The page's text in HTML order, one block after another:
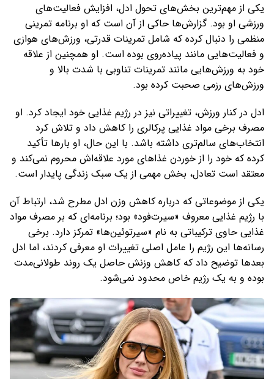
یکی از مهم‌ترین بخش‌های تحول ادل، افزایش فعالیت‌های
ورزشی او بود. گزارش‌ها حاکی از آن است که او برنامه تمرینی
منظمی را دنبال کرده که شامل تمرینات قدرتی، ورزش‌های هوازی
و فعالیت‌هایی مانند پیاده‌روی بوده است. او همچنین از علاقه
خود به ورزش‌هایی مانند تمرینات تناوبی با شدت بالا و
ورزش‌های رزمی صحبت کرده بود.
ادل در کنار ورزش، تغییراتی نیز در رژیم غذایی خود ایجاد کرد. او
مصرف برخی مواد غذایی پرکالری را کاهش داد و تلاش کرد
انتخاب‌های سالم‌تری داشته باشد. با این حال، او بارها تأکید
کرده که خود را از خوردن غذاهای مورد علاقه‌اش محروم نمی‌کند و
معتقد است تعادل، بخش مهمی از یک سبک زندگی پایدار است.
یکی از موضوعاتی که درباره کاهش وزن ادل مطرح شد، ارتباط آن
با رژیم غذایی معروف «سیرت‌فود» بود؛ برنامه‌ای که بر مصرف مواد
غذایی حاوی ترکیباتی به نام «سیرتوئین‌ها» تمرکز دارد. برخی
رسانه‌ها این رژیم را عامل اصلی تغییرات او معرفی کردند، اما ادل
بعدها توضیح داد که کاهش وزنش حاصل یک روند طولانی‌مدت
بوده و به یک رژیم خاص محدود نمی‌شود.